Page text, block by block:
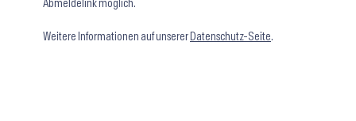
Abmeldelink möglich.
Weitere Informationen auf unserer Datenschutz-Seite.